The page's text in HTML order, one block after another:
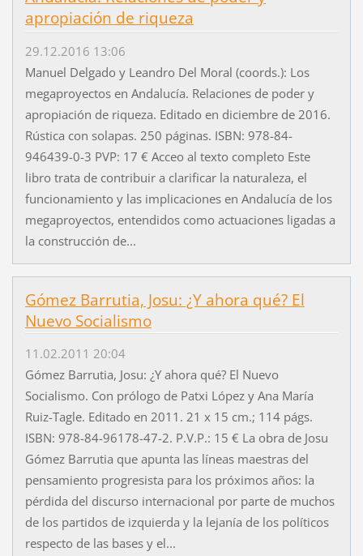
apropiación de riqueza
29.12.2016 13:06
Manuel Delgado y Leandro Del Moral (coords.): Los
megaproyectos en Andalucía. Relaciones de poder y
apropiación de riqueza. Editado en diciembre de 2016.
Rústica con solapas. 250 páginas. ISBN: 978-84-
946439-0-3 PVP: 17 € Acceo al texto completo Este
libro trata de contribuir a clarificar la naturaleza, el
funcionamiento y las implicaciones en Andalucía de los
megaproyectos, entendidos como actuaciones ligadas a
la construcción de...
Gómez Barrutia, Josu: ¿Y ahora qué? El
Nuevo Socialismo
11.02.2011 20:04
Gómez Barrutia, Josu: ¿Y ahora qué? El Nuevo
Socialismo. Con prólogo de Patxi López y Ana María
Ruiz-Tagle. Editado en 2011. 21 x 15 cm.; 114 págs.
ISBN: 978-84-96178-47-2. P.V.P.: 15 € La obra de Josu
Gómez Barrutia que apunta las líneas maestras del
pensamiento progresista para los próximos años: la
pérdida del discurso internacional por parte de muchos
de los partidos de izquierda y la lejanía de los políticos
respecto de las bases y el...